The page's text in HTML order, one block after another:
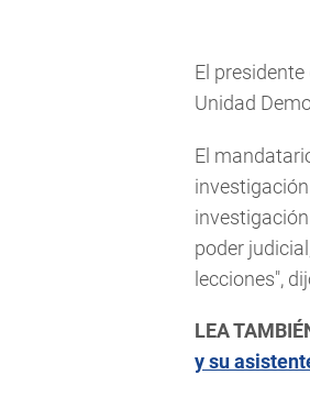
El
Unidad
El
poder
lecciones",
LEA
y su